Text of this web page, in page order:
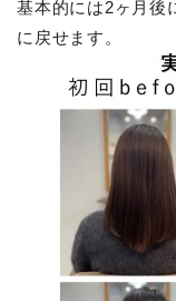
基本的には2ヶ月後
に戻せます。